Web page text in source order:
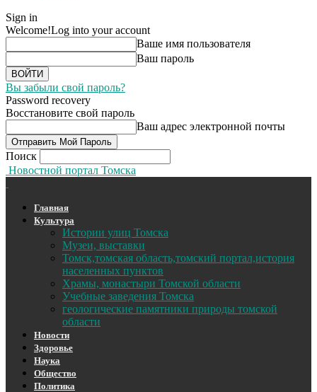
Sign in
Welcome!Log into your account
Ваше имя пользователя
Ваш пароль
Вы забыли свой пароль?
Password recovery
Восстановите свой пароль
Ваш адрес электронной почты
Поиск
Новостной портал Томска
Главная
Культура
Истории улиц Томска
Музеи, выставки
Томск,томская область,томский портал,история
населенных пунктов
Храмы, монастыри Томской области
Учебные заведения Томска
геологические памятники природы томской
области
Новости
Здоровье
Наука
Общество
Политика